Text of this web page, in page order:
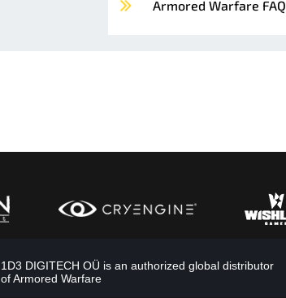
Armored Warfare FAQ
1D3 DIGITECH OÜ is an authorized global distributor
of Armored Warfare